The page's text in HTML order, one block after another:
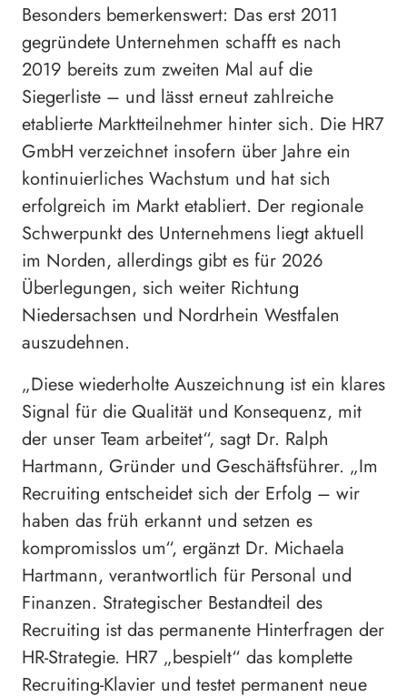
Besonders bemerkenswert: Das erst 2011
gegründete Unternehmen schafft es nach
2019 bereits zum zweiten Mal auf die
Siegerliste – und lässt erneut zahlreiche
etablierte Marktteilnehmer hinter sich. Die HR7
GmbH verzeichnet insofern über Jahre ein
kontinuierliches Wachstum und hat sich
erfolgreich im Markt etabliert. Der regionale
Schwerpunkt des Unternehmens liegt aktuell
im Norden, allerdings gibt es für 2026
Überlegungen, sich weiter Richtung
Niedersachsen und Nordrhein Westfalen
auszudehnen.
„Diese wiederholte Auszeichnung ist ein klares
Signal für die Qualität und Konsequenz, mit
der unser Team arbeitet“, sagt Dr. Ralph
Hartmann, Gründer und Geschäftsführer. „Im
Recruiting entscheidet sich der Erfolg – wir
haben das früh erkannt und setzen es
kompromisslos um“, ergänzt Dr. Michaela
Hartmann, verantwortlich für Personal und
Finanzen. Strategischer Bestandteil des
Recruiting ist das permanente Hinterfragen der
HR-Strategie. HR7 „bespielt“ das komplette
Recruiting-Klavier und testet permanent neue